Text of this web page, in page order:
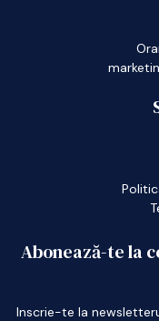
Abonează-te la
Inscrie-te la